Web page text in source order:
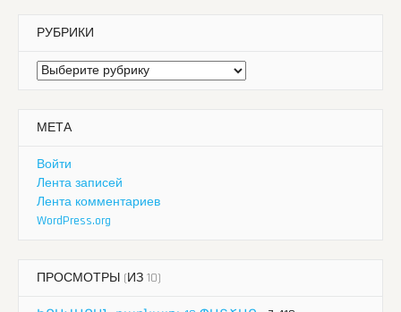
РУБРИКИ
Рубрики
МЕТА
Войти
Лента записей
Лента комментариев
WordPress.org
ПРОСМОТРЫ (ИЗ 10)